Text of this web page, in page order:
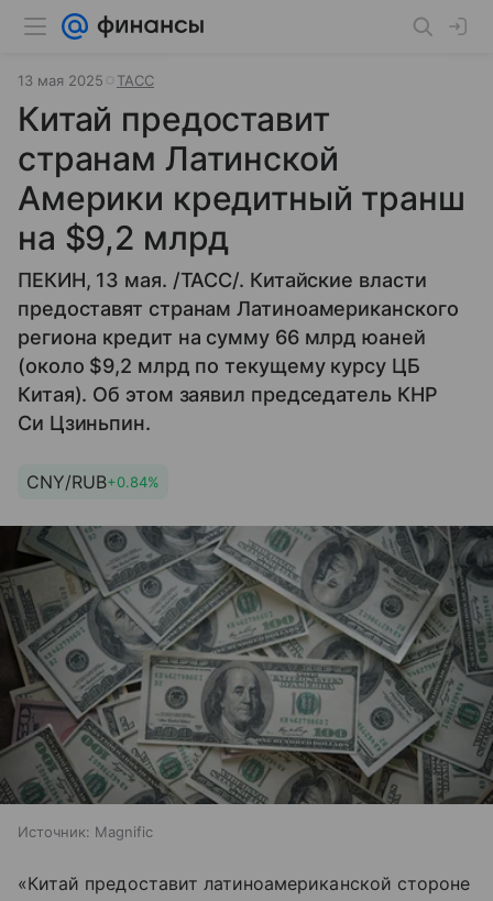
13 мая 2025 ТАСС
Китай предоставит
странам Латинской
Америки кредитный транш
на $9,2 млрд
ПЕКИН, 13 мая. /ТАСС/. Китайские власти
предоставят странам Латиноамериканского
региона кредит на сумму 66 млрд юаней
(около $9,2 млрд по текущему курсу ЦБ
Китая). Об этом заявил председатель КНР
Си Цзиньпин.
CNY/RUB+0.84%
Источник: Magnific
«Китай предоставит латиноамериканской стороне